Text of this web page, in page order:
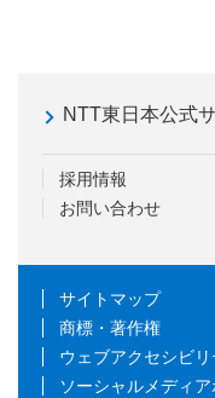
NTT東日本公式
採用情報
お問い合わせ
サイトマップ
商標・著作権
ウェブアクセシビ
ソーシャルメディ